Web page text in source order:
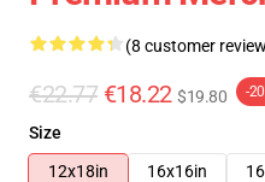
(8 customer
€22.77 €18.22 $19.80 -
Size
12x18in
16x16in